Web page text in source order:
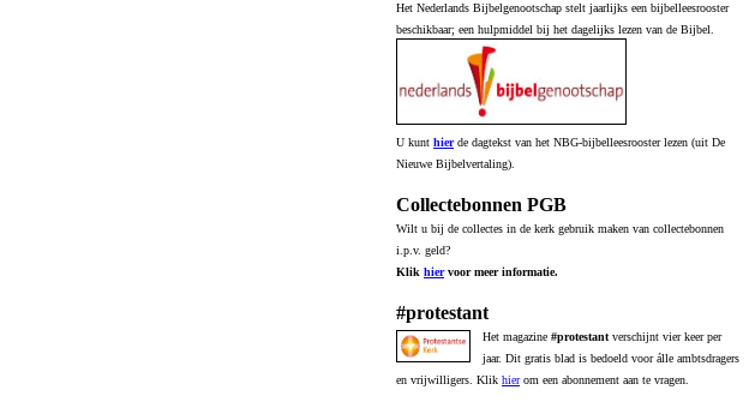
Het Nederlands Bijbelgenootschap stelt jaarlijks een bijbelleesrooster
beschikbaar; een hulpmiddel bij het dagelijks lezen van de Bijbel.
U kunt hierde dagtekst van het NBG-bijbelleesrooster lezen (uit De
Nieuwe Bijbelvertaling).
Collectebonnen PGB
Wilt u bij de collectes in de kerk gebruik maken van collectebonnen
i.p.v. geld?
Klik hiervoor meer informatie.
#protestant
Het magazine #protestant verschijnt vier keer per
jaar. Dit gratis blad is bedoeld voor álle ambtsdragers
en vrijwilligers. Klik hierom een abonnement aan te vragen.